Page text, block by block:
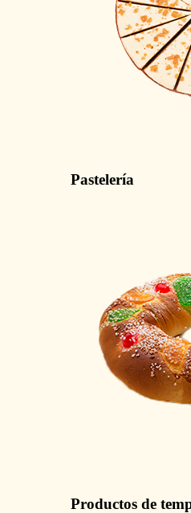
Pastelería
Productos de